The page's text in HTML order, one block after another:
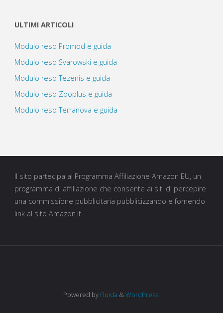
ULTIMI ARTICOLI
Modulo reso Promod e guida
Modulo reso Svarowski e guida
Modulo reso Tezenis e guida
Modulo reso Zooplus e guida
Modulo reso Terranova e guida
Il sito partecipa al Programma Affiliazione Amazon EU, un
programma di affiliazione che consente ai siti di percepire
una commissione pubblicitaria pubblicizzando e fornendo
link al sito Amazon.it.
Powered by Fluida &WordPress.